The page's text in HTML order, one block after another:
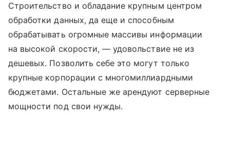
Строительство и обладание крупным центром
обработки данных, да еще и способным
обрабатывать огромные массивы информации
на высокой скорости, — удовольствие не из
дешевых. Позволить себе это могут только
крупные корпорации с многомиллиардными
бюджетами. Остальные же арендуют серверные
мощности под свои нужды.